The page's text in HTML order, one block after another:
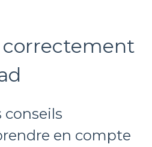
correctement
conseils
en compte